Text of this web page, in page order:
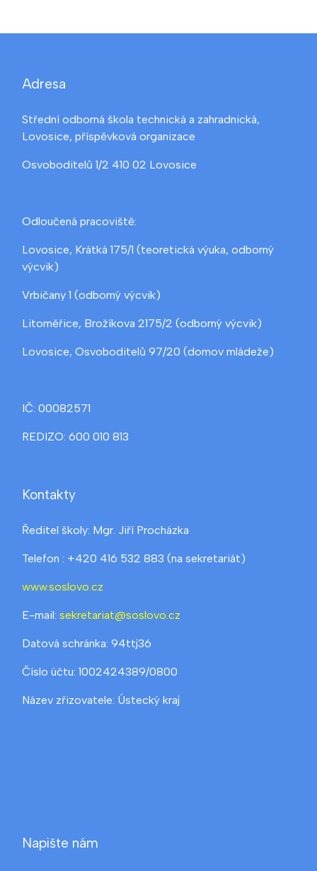
Adresa
Střední odborná škola technická a zahradnická,
Lovosice, příspěvková organizace
Osvoboditelů 1/2 410 02 Lovosice
Odloučená pracoviště:
Lovosice, Krátká 175/1 (teoretická výuka, odborný
výcvik)
Vrbičany 1 (odborný výcvik)
Litoměřice, Brožíkova 2175/2 (odborný výcvik)
Lovosice, Osvoboditelů 97/20 (domov mládeže)
IČ: 00082571
REDIZO: 600 010 813
Kontakty
Ředitel školy: Mgr. Jiří Procházka
Telefon : +420 416 532 883 (na sekretariát)
www.soslovo.cz
E-mail: sekretariat@soslovo.cz
Datová schránka: 94ttj36
Číslo účtu: 1002424389/0800
Název zřizovatele: Ústecký kraj
Napište nám